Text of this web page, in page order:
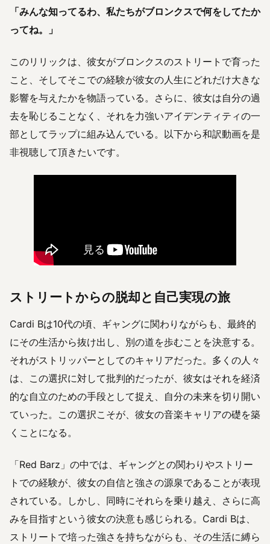
「みんな知ってるわ、私たちがブロンクスで何をしてたか
ってね。」
このリリックは、彼女がブロンクスのストリートで育った
こと、そしてそこでの経験が彼女の人生にどれだけ大きな
影響を与えたかを物語っている。さらに、彼女は自分の過
去を恥じることなく、それを力強いアイデンティティの一
部としてラップに組み込んでいる。以下から和訳動画を是
非視聴して頂きたいです。
ストリートからの脱却と自己実現の旅
Cardi Bは10代の頃、ギャングに関わりながらも、最終的
にその生活から抜け出し、別の道を歩むことを決意する。
それがストリッパーとしてのキャリアだった。多くの人々
は、この選択に対して批判的だったが、彼女はそれを経済
的な自立のための手段として捉え、自分の未来を切り開い
ていった。この選択こそが、彼女の音楽キャリアの礎を築
くことになる。
「Red Barz」の中では、ギャングとの関わりやストリー
トでの経験が、彼女の自信と強さの源泉であることが表現
されている。しかし、同時にそれらを乗り越え、さらに高
みを目指すという彼女の決意も感じられる。Cardi Bは、
ストリートで培った強さを持ちながらも、その生活に縛ら